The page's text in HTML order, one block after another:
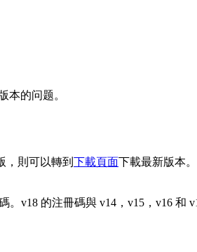
本的问题。
，則可以轉到 下載頁面下載最新版本
。v18 的注冊碼與 v14，v15，v16 和